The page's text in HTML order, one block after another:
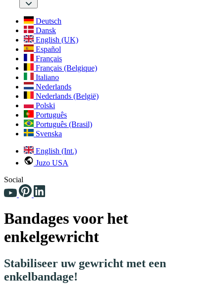
Deutsch
Dansk
English (UK)
Español
Français
Français (Belgique)
Italiano
Nederlands
Nederlands (België)
Polski
Português
Português (Brasil)
Svenska
English (Int.)
Juzo USA
Social
Bandages voor het
enkelgewricht
Stabiliseer uw gewricht met een
enkelbandage!